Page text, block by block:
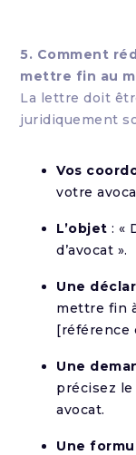
5. Comment
mettre fin au
La lettre doit
juridiquement
Vos
votre
L’objet : «
d’avocat ».
Une
mettre fin
[référence
Une
précisez
avocat.
Une